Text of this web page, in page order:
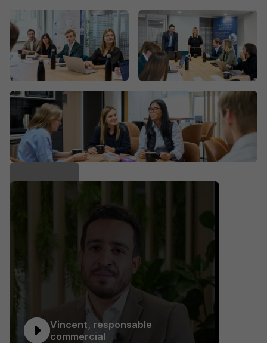
Vincent, responsable
commercial